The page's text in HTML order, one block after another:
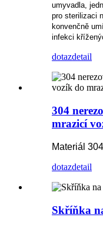
umyvadla,
pro sterilizaci
konvenčně
infekci
dotazdetail
304
mrazicí
Materiál
dotazdetail
Skříňka